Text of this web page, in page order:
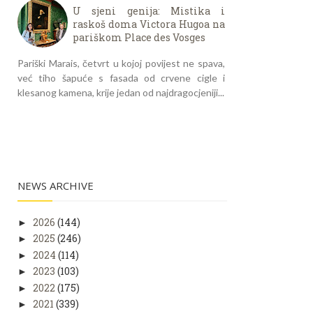
U sjeni genija: Mistika i
raskoš doma Victora Hugoa na
pariškom Place des Vosges
Pariški Marais, četvrt u kojoj povijest ne spava,
već tiho šapuće s fasada od crvene cigle i
klesanog kamena, krije jedan od najdragocjeniji...
NEWS ARCHIVE
► 2026 (144)
► 2025 (246)
► 2024 (114)
► 2023 (103)
► 2022 (175)
► 2021 (339)